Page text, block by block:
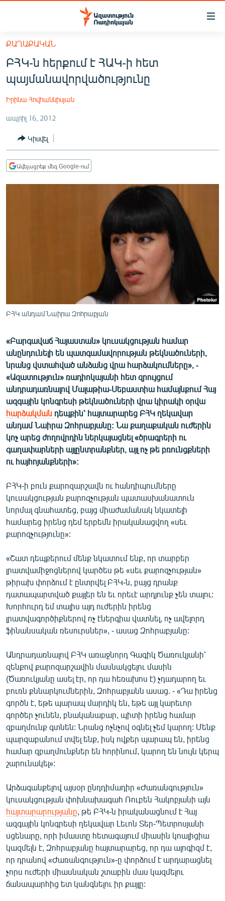
Մատչելիության
հիմնական
բովանդակությանը
հիմնական
մենյուին
ՔԱՂԱՔԱԿԱՆ
ԸՆՏՐՈՒԹՅՈՒՆՆԵՐ 2026
ԻՐԱՎՈՒՆՔ
ՀԱՍԱՐԱԿՈՒԹՅՈՒՆ
ՏՆՏԵՍՈՒԹՅՈՒՆ
ՊԱՏԵՐԱԶՄԻ 6 ՇԱԲԱԹՆԵՐԸ
ՏՏ ԵՒ ԻՆՏԵՐՆԵՏ
ԱՐԽԻՎ
ՏԵՍԱՆՅՈՒԹԵՐ
ԲԱՆԱՎԵՃ
ՁԳՏԵԼՈՎ ԼԱՎԱԳՈՒՅՆԻՆ
ՓՈԴՔԱՍԹ
Հայերեն
English
ՀԵՏԵՎԵՔ ՄԵԶ
«Ազատության» բոլոր կայքերը
ՔԱՂԱՔԱԿԱՆ
ԲՀԿ-ն հերքում է ՀԱԿ-ի հետ
պայմանավորվածությունը
Իրինա Հովհաննիսյան
ապրիլ 16, 2012
Կիսվել
Ավելացրեք մեզ Google-ում
ԲՀԿ անդամ Նաիրա Զոհրաբյան
«Բարգավաճ Հայաստան» կուսակցության համար
անընդունելի են պատգամավորության թեկնածուների,
նրանց վստահված անձանց վրա հարձակումները», -
«Ազատություն» ռադիոկայանի հետ զրույցում
անդրադառնալով Մալաթիա-Սեբաստիա համայնքում Հայ
ազգային կոնգրեսի թեկնածուների վրա կիրակի օրվա
հարձակման դեպքին՝ հայտարարեց ԲՀԿ ղեկավար
անդամ Նաիրա Զոհրաբյանը: Նա քաղաքական ուժերին
կոչ արեց ժողովրդին ներկայացնել «ծրագրերի ու
գաղափարների այլընտրանքներ, այլ ոչ թե բռունցքների
ու հայհոյանքների»:
ԲՀԿ-ի բուն քարոզարշավն ու հանդիպումները
կուսակցության քարոզչության պատասխանատուն
նորմալ գնահատեց, բայց միաժամանակ նկատելի
համարեց իրենց դեմ երբեմն իրականացվող «սեւ
քարոզչությունը»:
«Շատ դեպքերում մենք նկատում ենք, որ տարբեր
լրատվամիջոցներով կարծես թե «սեւ քարոզչության»
թիրախ փորձում է ընտրվել ԲՀԿ-ն, բայց դրանք
դատապարտված քայլեր են եւ որեւէ արդյունք չեն տալու:
Խորհուրդ եմ տալիս այդ ուժերին իրենց
լրատվագործիքներով ոչ էներգիա վատնել, ոչ ավելորդ
ֆինանսական ռեսուրսներ», - ասաց Զոհրաբյանը:
Անդրադառնալով ԲՀԿ առաջնորդ Գագիկ Ծառուկյանի՝
զենքով քարոզարշավին մասնակցելու մասին
(Ծառուկյանը ասել էր, որ դա հեռախոս է) չդադարող եւ
բուռն քննարկումներին, Զոհրաբյանն ասաց. - «Դա իրենց
գործն է, եթե պարապ մարդիկ են, եթե այլ կարեւոր
գործեր չունեն, բնականաբար, պիտի իրենց համար
զբաղմունք գտնեն: Նրանց ոչնչով օգնել չեմ կարող: Մենք
պարզաբանում տվել ենք, իսկ ովքեր պարապ են, իրենց
համար զբաղմունքներ են հորինում, կարող են նույն կերպ
շարունակել»:
Արձագանքելով այսօր ընդդիմադիր «Ժառանգություն»
կուսակցության փոխնախագահ Ռուբեն Հակոբյանի այն
հայտարարությանը , թե ԲՀԿ-ն իրականացնում է Հայ
ազգային կոնգրեսի ղեկավար Լեւոն Տեր-Պետրոսյանի
սցենարը, որի իմաստը հետագայում միասին կոալիցիա
կազմելն է, Զոհրաբյանը հայտարարեց, որ դա ալոգիզմ է,
որ դրանով «Ժառանգություն»-ը փորձում է արդարացնել
չորս ուժերի միասնական շտաբին մաս կազմելու
ճանապարհից ետ կանգնելու իր քայլը: